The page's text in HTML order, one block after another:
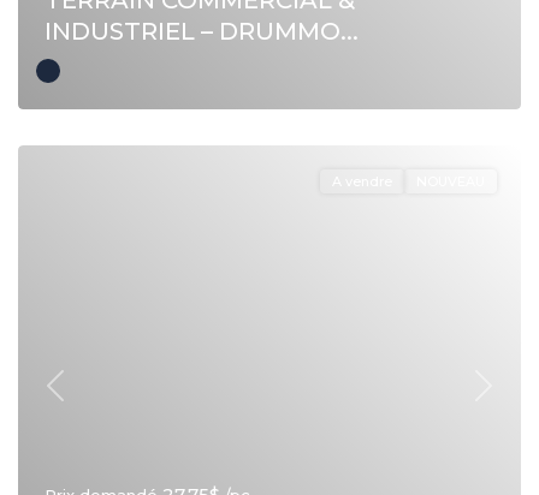
INDUSTRIEL – DRUMMO...
Précédent